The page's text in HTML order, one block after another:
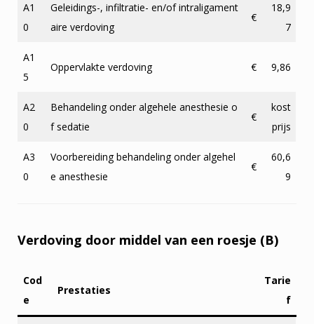
A1
0
Geleidings-, infiltratie- en/of intraligament
aire verdoving
€
18,9
7
A1
5
Oppervlakte verdoving € 9,86
A2
0
Behandeling onder algehele anesthesie o
f sedatie
€
kost
prijs
A3
0
Voorbereiding behandeling onder algehel
e anesthesie
€
60,6
9
Verdoving door middel van een roesje (B)
Cod
e
Prestaties
Tarie
f